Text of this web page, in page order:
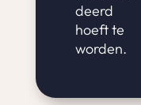
deerd
hoeft te
worden.